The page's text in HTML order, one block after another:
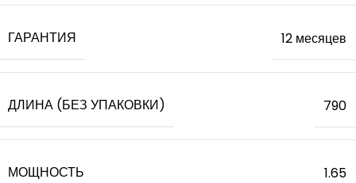
ГАРАНТИЯ 12 месяцев
ДЛИНА (БЕЗ УПАКОВКИ) 790
МОЩНОСТЬ 1.65